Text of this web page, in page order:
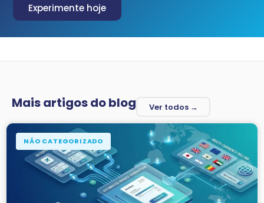
Experimente hoje
Mais artigos do blog Ver todos →
NÃO CATEGORIZADO